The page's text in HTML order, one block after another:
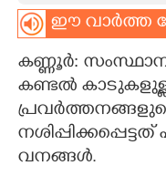
CARTOONS
LITERATURE
ZOOM
ഈ വാർത്ത
കണ്ണൂർ:
കണ്ടൽ
വനങ്ങൾ.